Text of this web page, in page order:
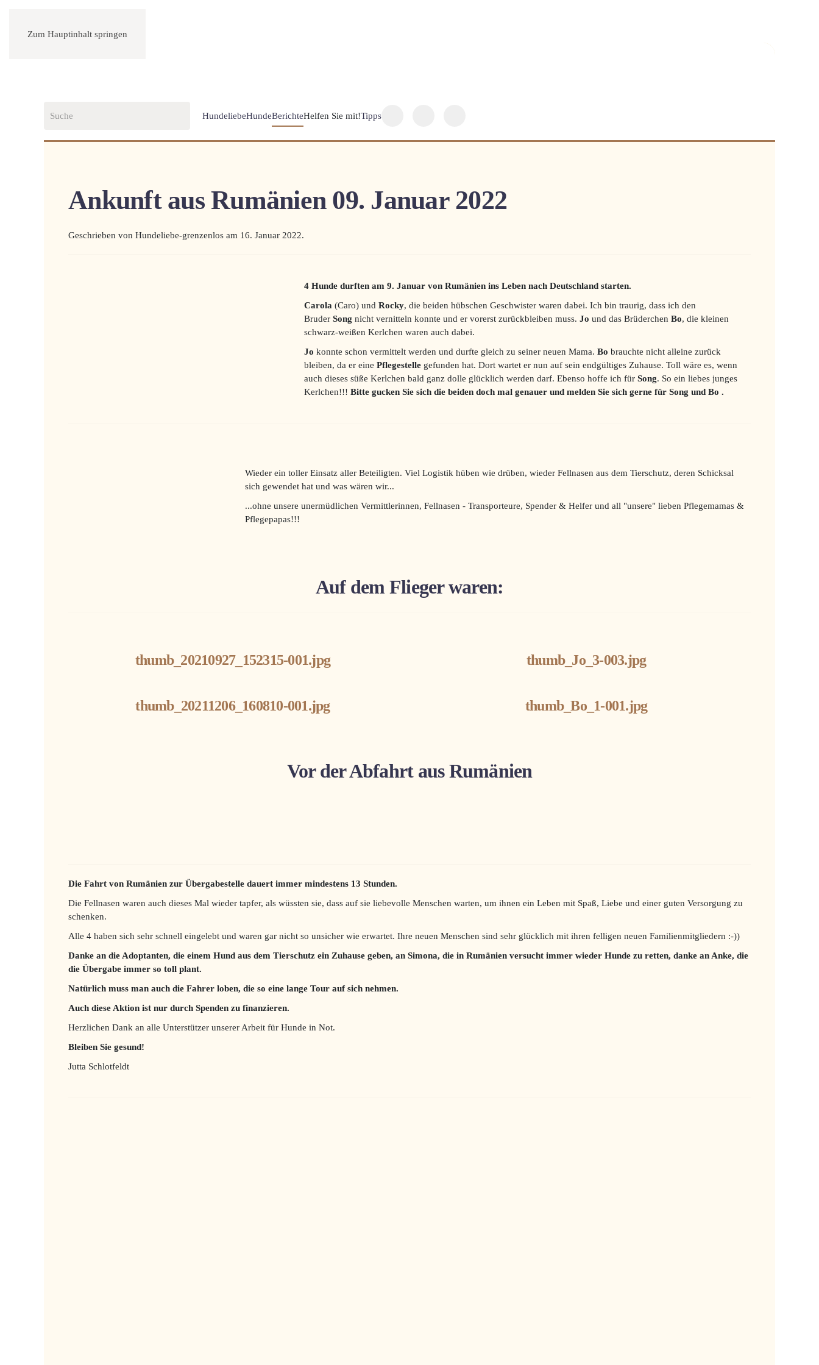
Zum Hauptinhalt springen
HundeliebeHundeBerichteHelfen Sie mit!Tipps
Ankunft aus Rumänien 09. Januar 2022
Geschrieben von Hundeliebe-grenzenlos am 16. Januar 2022.
4 Hunde durften am 9. Januar von Rumänien ins Leben nach Deutschland starten.
Carola (Caro) und Rocky, die beiden hübschen Geschwister waren dabei. Ich bin traurig, dass ich den
Bruder Song nicht vernitteln konnte und er vorerst zurückbleiben muss. Jo und das Brüderchen Bo, die kleinen
schwarz-weißen Kerlchen waren auch dabei.
Jo konnte schon vermittelt werden und durfte gleich zu seiner neuen Mama. Bo brauchte nicht alleine zurück
bleiben, da er eine Pflegestellegefunden hat. Dort wartet er nun auf sein endgültiges Zuhause. Toll wäre es, wenn
auch dieses süße Kerlchen bald ganz dolle glücklich werden darf. Ebenso hoffe ich für Song. So ein liebes junges
Kerlchen!!! Bitte gucken Sie sich die beiden doch mal genauer und melden Sie sich gerne für Song und Bo .
Wieder ein toller Einsatz aller Beteiligten. Viel Logistik hüben wie drüben, wieder Fellnasen aus dem Tierschutz, deren Schicksal
sich gewendet hat und was wären wir...
...ohne unsere unermüdlichen Vermittlerinnen, Fellnasen - Transporteure, Spender & Helfer und all "unsere" lieben Pflegemamas &
Pflegepapas!!!
Auf dem Flieger waren:
thumb_20210927_152315-001.jpg thumb_Jo_3-003.jpg
thumb_20211206_160810-001.jpg thumb_Bo_1-001.jpg
Vor der Abfahrt aus Rumänien
Die Fahrt von Rumänien zur Übergabestelle dauert immer mindestens 13 Stunden.
Die Fellnasen waren auch dieses Mal wieder tapfer, als wüssten sie, dass auf sie liebevolle Menschen warten, um ihnen ein Leben mit Spaß, Liebe und einer guten Versorgung zu
schenken.
Alle 4 haben sich sehr schnell eingelebt und waren gar nicht so unsicher wie erwartet. Ihre neuen Menschen sind sehr glücklich mit ihren felligen neuen Familienmitgliedern :-))
Danke an die Adoptanten, die einem Hund aus dem Tierschutz ein Zuhause geben, an Simona, die in Rumänien versucht immer wieder Hunde zu retten, danke an Anke, die
die Übergabe immer so toll plant.
Natürlich muss man auch die Fahrer loben, die so eine lange Tour auf sich nehmen.
Auch diese Aktion ist nur durch Spenden zu finanzieren.
Herzlichen Dank an alle Unterstützer unserer Arbeit für Hunde in Not.
Bleiben Sie gesund!
Jutta Schlotfeldt